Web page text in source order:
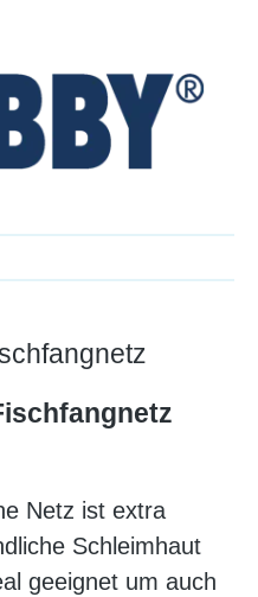
Netz ist extra
Schleimhaut
geeignet um auch